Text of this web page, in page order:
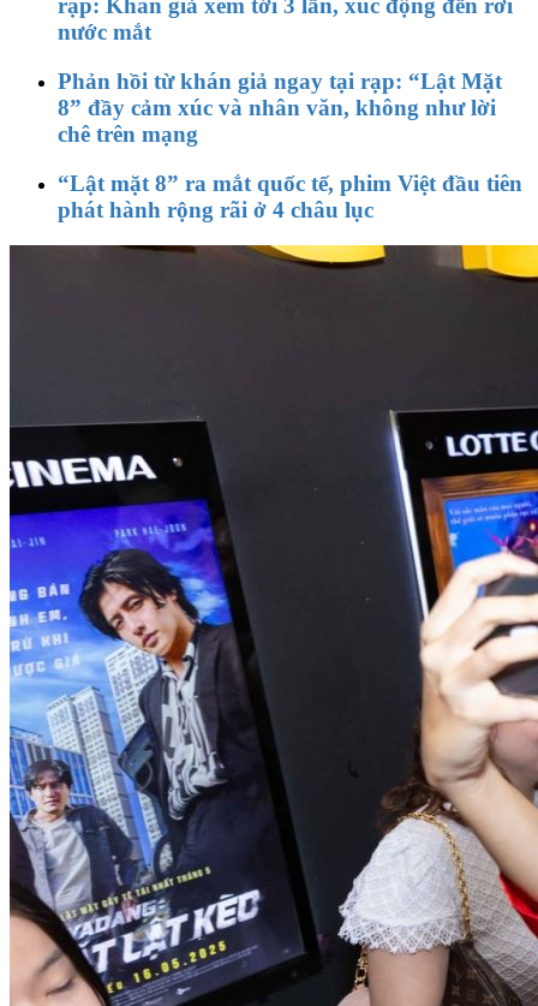
rạp: Khán giả xem tới 3 lần, xúc động đến rơi
nước mắt
Phản hồi từ khán giả ngay tại rạp: “Lật Mặt
8” đầy cảm xúc và nhân văn, không như lời
chê trên mạng
“Lật mặt 8” ra mắt quốc tế, phim Việt đầu tiên
phát hành rộng rãi ở 4 châu lục